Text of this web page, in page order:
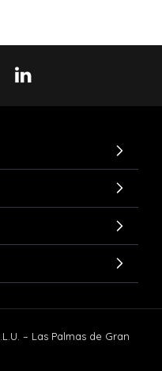
– Las Palmas de Gran